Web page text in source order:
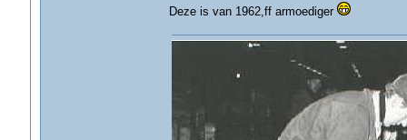
Deze is van 1962,ff armoediger